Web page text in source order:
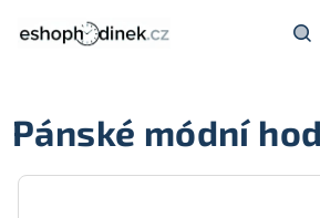
Pánské módní